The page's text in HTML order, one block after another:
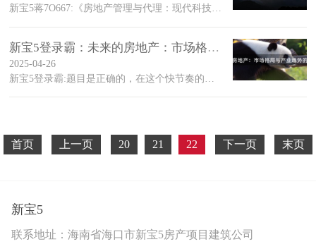
新宝5蒋7O667:《房地产管理与代理：现代科技驱动的市场变革》这篇文章旨在探讨现代科技如何在房地产管理和代理业务中扮演着至关重要的角色，并且揭示了这一技术革新如何重塑市场的运作模式、优化服务和提高效率
新宝5登录霸：未来的房地产：市场格局与产业趋势的交汇点
2025-04-26
首页 上一页 20 21 22 下一页 末页
新宝5
联系地址：海南省海口市新宝5房产项目建筑公司